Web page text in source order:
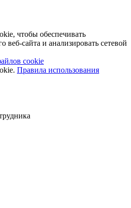
чтобы обеспечивать
веб-сайта и анализировать сетевой
cookie
Правила использования